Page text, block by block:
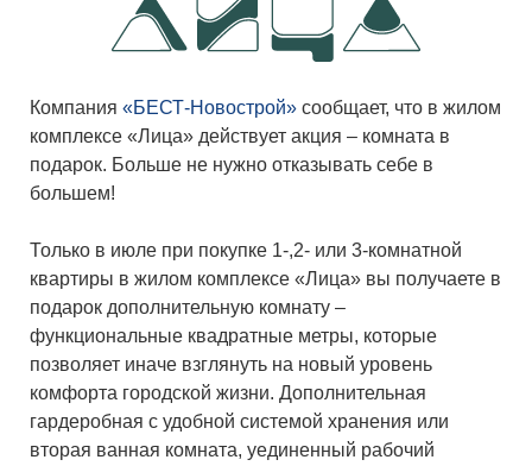
Компания «БЕСТ-Новострой» сообщает, что в жилом
комплексе «Лица» действует акция – комната в
подарок. Больше не нужно отказывать себе в
большем!
Только в июле при покупке 1-,2- или 3-комнатной
квартиры в жилом комплексе «Лица» вы получаете в
подарок дополнительную комнату –
функциональные квадратные метры, которые
позволяет иначе взглянуть на новый уровень
комфорта городской жизни. Дополнительная
гардеробная с удобной системой хранения или
вторая ванная комната, уединенный рабочий